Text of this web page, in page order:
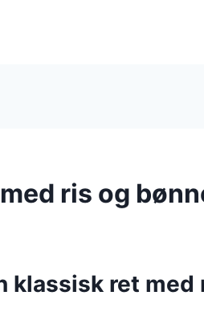
ris og
klassisk ret med